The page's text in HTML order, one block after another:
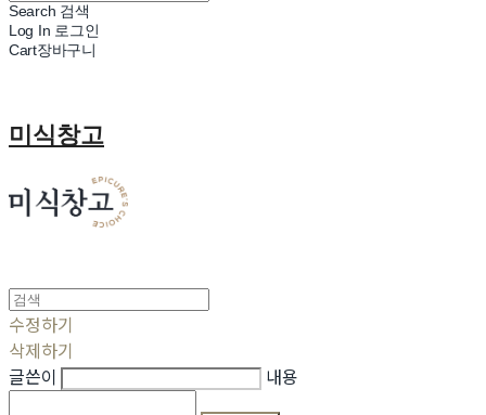
Search 검색
Log In 로그인
Cart장바구니
미식창고
수정하기
삭제하기
글쓴이
내용